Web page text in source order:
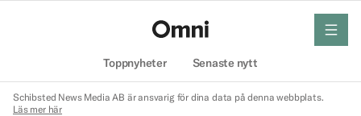
Toppnyheter Senaste nytt
meny
Schibsted News Media AB är ansvarig för dina data på denna webbplats.
Läs mer här